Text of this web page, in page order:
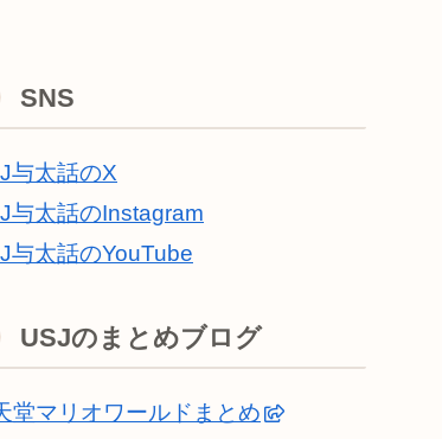
SNS
与太話のX
与太話のInstagram
与太話のYouTube
USJのまとめブログ
堂マリオワールドまとめ